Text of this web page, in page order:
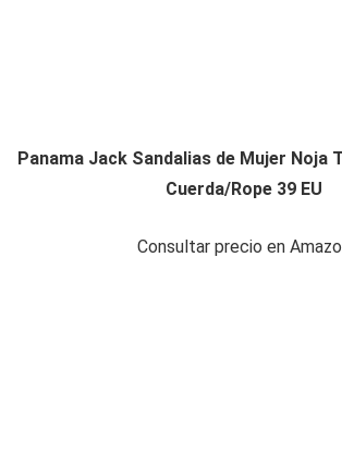
Panama Jack Sandalias de Mujer Noja
Cuerda/Rope 39 EU
Consultar precio en